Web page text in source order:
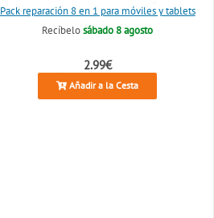
Pack reparación 8 en 1 para móviles y tablets
Recíbelosábado 8 agosto
2.99€
Añadir a la Cesta